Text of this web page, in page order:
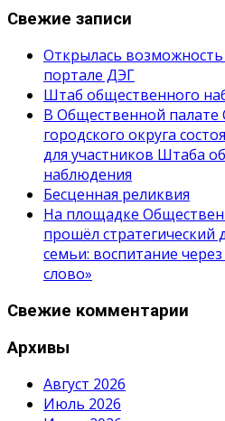
Свежие записи
Открылась
портале ДЭГ
Штаб общественного
В Общественной палате
городского округа
для участников Штаба
наблюдения
Бесценная реликвия
На площадке
прошёл стратегический
семьи: воспитание
слово»
Свежие комментарии
Архивы
Август 2026
Июль 2026